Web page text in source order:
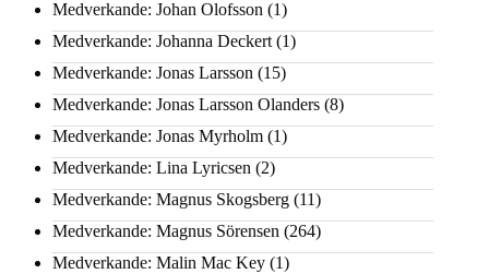
Medverkande: Johan Olofsson (1)
Medverkande: Johanna Deckert (1)
Medverkande: Jonas Larsson (15)
Medverkande: Jonas Larsson Olanders (8)
Medverkande: Jonas Myrholm (1)
Medverkande: Lina Lyricsen (2)
Medverkande: Magnus Skogsberg (11)
Medverkande: Magnus Sörensen (264)
Medverkande: Malin Mac Key (1)